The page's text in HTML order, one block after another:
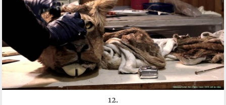
12.